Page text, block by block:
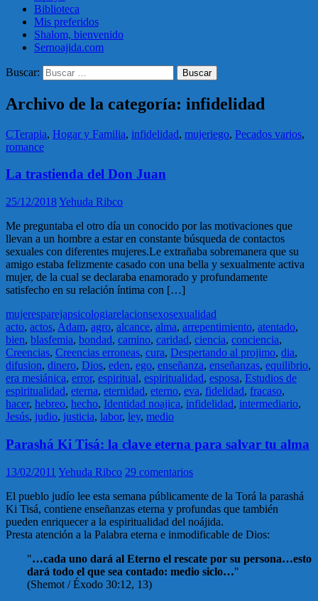
Biblioteca
Mis preferidos
Shalom, bienvenido
Sernoajida.com
Buscar:
Archivo de la categoría: infidelidad
CTerapia, Hogar y Familia, infidelidad, mujeriego, Pecados varios,
romance
La trastienda del Don Juan
25/12/2018Yehuda Ribco
Me preguntaba el otro día un conocido por las motivaciones que
llevan a un hombre a estar en constante búsqueda de contactos
sexuales con diferentes mujeres.Le extrañaba sobremanera que su
amigo estaba felizmente casado con una bella y sexualmente activa
mujer, de la cual se declaraba enamorado y profundamente
satisfecho en su relación íntima con […]
mujeresparejapsicologiarelacionsexosexualidad
acto, actos, Adam, agro, alcance, alma, arrepentimiento, atentado,
bien, blasfemia, bondad, camino, caridad, ciencia, conciencia,
Creencias, Creencias erroneas, cura, Despertando al projimo, dia,
difusion, dinero, Dios, eden, ego, enseñanza, enseñanzas, equilibrio,
era mesiánica, error, espiritual, espiritualidad, esposa, Estudios de
espiritualidad, eterna, eternidad, eterno, eva, fidelidad, fracaso,
hacer, hebreo, hecho, Identidad noajica, infidelidad, intermediario,
Jesús, judio, justicia, labor, ley, medio
Parashá Ki Tisá: la clave eterna para salvar tu alma
13/02/2011 Yehuda Ribco 29 comentarios
El pueblo judío lee esta semana públicamente de la Torá la parashá
Ki Tisá, contiene enseñanzas eterna y profundas que también
pueden enriquecer a la espiritualidad del noájida.
Presta atención a la Palabra eterna e inmodificable de Dios:
"…cada uno dará al Eterno el rescate por su persona…esto
dará todo el que sea contado: medio siclo…"
(Shemot / Éxodo 30:12, 13)